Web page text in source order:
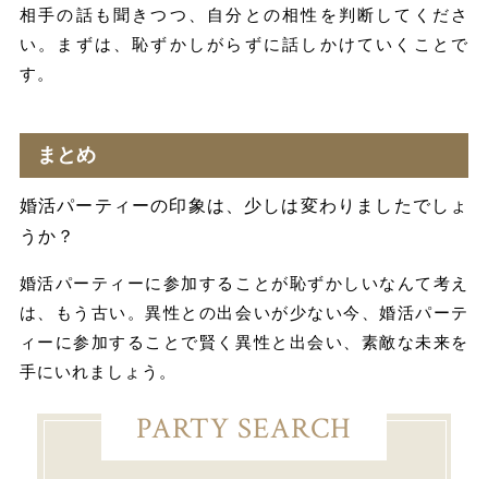
相手の話も聞きつつ、自分との相性を判断してくださ
い。まずは、恥ずかしがらずに話しかけていくことで
す。
まとめ
婚活パーティーの印象は、少しは変わりましたでしょ
うか？
婚活パーティーに参加することが恥ずかしいなんて考え
は、もう古い。異性との出会いが少ない今、婚活パーテ
ィーに参加することで賢く異性と出会い、素敵な未来を
手にいれましょう。
PARTY SEARCH